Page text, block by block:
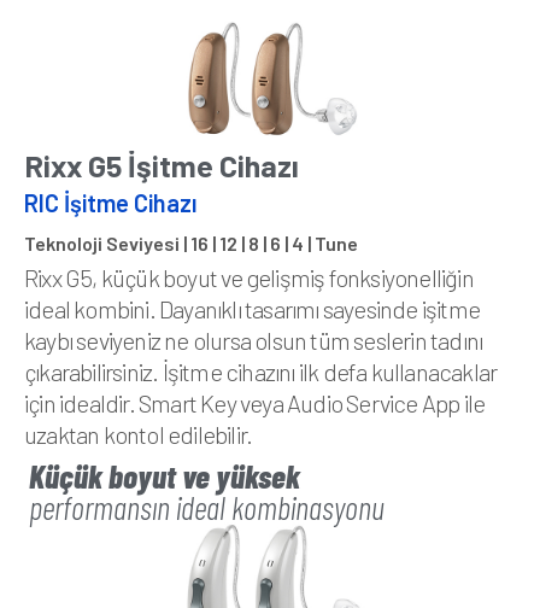
Rixx G5 İşitme Cihazı
RIC İşitme Cihazı
Teknoloji Seviyesi | 16 | 12 | 8 | 6 | 4 | Tune
Rixx G5, küçük boyut ve gelişmiş fonksiyonelliğin
ideal kombini. Dayanıklı tasarımı sayesinde işitme
kaybı seviyeniz ne olursa olsun tüm seslerin tadını
çıkarabilirsiniz. İşitme cihazını ilk defa kullanacaklar
için idealdir. Smart Key veya Audio Service App ile
uzaktan kontol edilebilir.
performansın ideal kombinasyonu
Küçük boyut ve yüksek